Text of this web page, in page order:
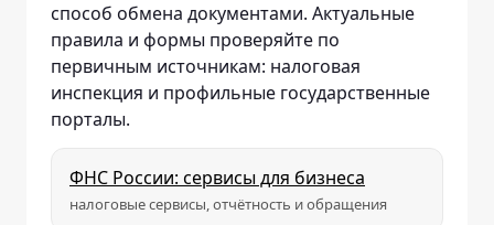
способ обмена документами. Актуальные
правила и формы проверяйте по
первичным источникам: налоговая
инспекция и профильные государственные
порталы.
ФНС России: сервисы для бизнеса
налоговые сервисы, отчётность и обращения